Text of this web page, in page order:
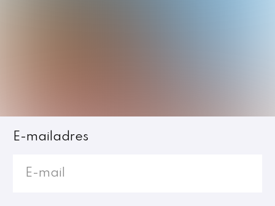
Inloggen
E-mailadres